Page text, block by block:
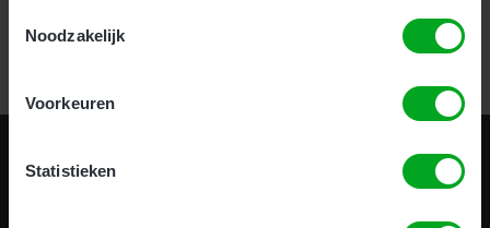
Noodzakelijk
Voorkeuren
Statistieken